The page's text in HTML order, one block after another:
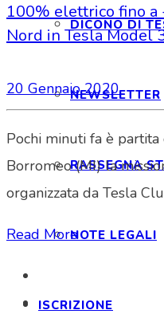
DICONO DI
NEWSLETTER
RASSEGNA
NOTE LEGALI
ISCRIZIONE
100% elettrico fino a
Nord in Tesla Model
20 Gennaio 2020
Pochi minuti fa è
Borromeo (MI) la
organizzata da Tesla
Read More